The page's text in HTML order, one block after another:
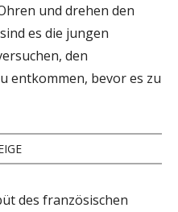
und drehen den
es die jungen
den
entkommen, bevor es zu
des französischen